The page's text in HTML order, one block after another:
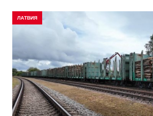
ЛАТВИЯ